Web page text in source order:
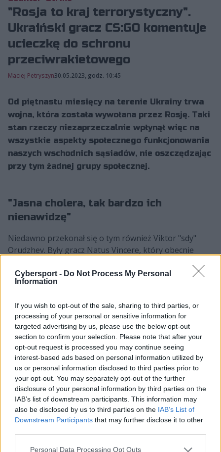
Cybersport - Do Not Process My Personal
Information
If you wish to opt-out of the sale, sharing to third parties, or
processing of your personal or sensitive information for
targeted advertising by us, please use the below opt-out
section to confirm your selection. Please note that after your
opt-out request is processed you may continue seeing
interest-based ads based on personal information utilized by
us or personal information disclosed to third parties prior to
your opt-out. You may separately opt-out of the further
disclosure of your personal information by third parties on the
IAB’s list of downstream participants. This information may
also be disclosed by us to third parties on the IAB’s List of
Downstream Participants that may further disclose it to other
Personal Data Processing Opt Outs
"Rosja to kraj terrorystyczny".
Ukraiński gracz CS:GO komentuje
ucieczkę do schronu
przeciwrakietowego
Maciej Petryszyn30.05.2023, godz. 10:45
Od piętnastu miesięcy na terenie Ukrainy trwa
wojna, która została wywołana przez Rosję. Taki
stan rzeczy niezaprzeczalnie wpłynął więc na
wszystkie aspekty społecznego funkcjonowania
naszych wschodnich sąsiadów, nie oszczędzając
przy tym żadnej grupy społecznej.
"Jasna cholera, tak bardzo ich
nienawidzę"
Niedawno przekonał się o tym również Viktor "sdy"
Orudzhev. Były gracz Natus Vincere, który obecnie
spowodowanej udziałem m.in. w BLAST.tv Paris Major
2023 powrócił do ojczyzny. Pod pewnymi względami nie
z powodu rosyjskiego nalotu rakietowego. –Ledwie
wróciłem do domu i poszedłem do kina, a od razu
nastąpił atak rakietowy. Podczas biegu do schronu
słyszałem w okolicy co najmniej siedem eksplozji. Jasna
cholera, tak bardzo ich nienawidzę. Po dwóch
miesiącach w podróży prawie zapomniałem, jakie to
uczucie. Rosja to kraj terrorystyczny i wszyscy oni za to
zapłacą– napisał 26-latek już po fakcie.
Just came back home, went to the cinema and
insta rocket attack, while running to the
shelter we heard at least 7 explosions nearby.
Holy shit i hate them so much, after 2 months